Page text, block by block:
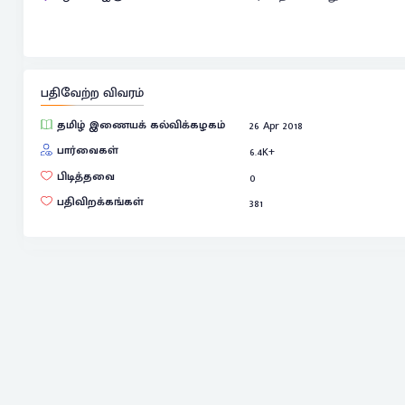
பதிவேற்ற விவரம்
தமிழ் இணையக் கல்விக்கழகம்
26 Apr 2018
பார்வைகள்
6.4K+
பிடித்தவை
0
பதிவிறக்கங்கள்
381